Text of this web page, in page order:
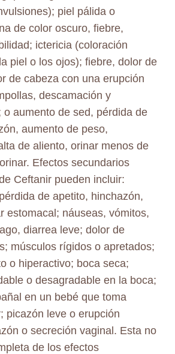
piel pálida o
de color oscuro, fiebre,
ictericia (coloración
piel o los ojos); fiebre, dolor de
de cabeza con una erupción
descamación y
o aumento de sed, pérdida de
aumento de peso,
de aliento, orinar menos de
Efectos secundarios
Ceftanir pueden incluir:
de apetito, hinchazón,
estomacal; náuseas, vómitos,
diarrea leve; dolor de
músculos rígidos o apretados;
o hiperactivo; boca seca;
o desagradable en la boca;
en un bebé que toma
picazón leve o erupción
o secreción vaginal. Esta no
de los efectos